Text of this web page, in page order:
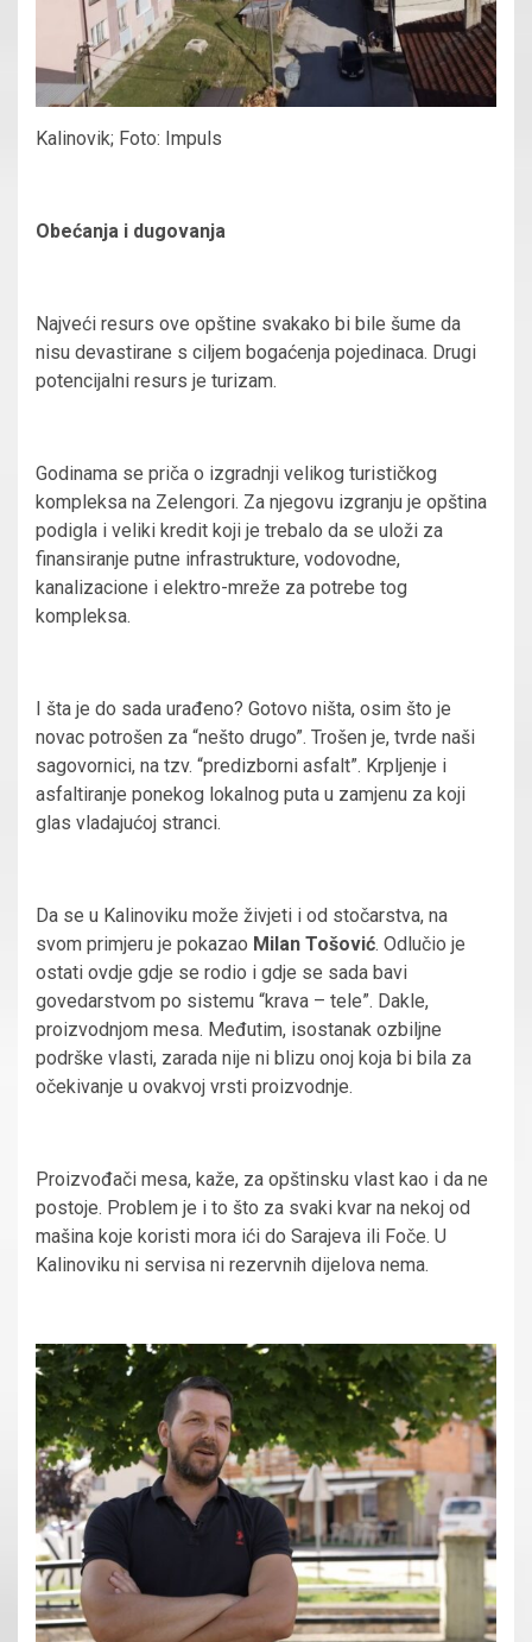
Kalinovik; Foto: Impuls
Obećanja i dugovanja
Najveći resurs ove opštine svakako bi bile šume da
nisu devastirane s ciljem bogaćenja pojedinaca. Drugi
potencijalni resurs je turizam.
Godinama se priča o izgradnji velikog turističkog
kompleksa na Zelengori. Za njegovu izgranju je opština
podigla i veliki kredit koji je trebalo da se uloži za
finansiranje putne infrastrukture, vodovodne,
kanalizacione i elektro-mreže za potrebe tog
kompleksa.
I šta je do sada urađeno? Gotovo ništa, osim što je
novac potrošen za “nešto drugo”. Trošen je, tvrde naši
sagovornici, na tzv. “predizborni asfalt”. Krpljenje i
asfaltiranje ponekog lokalnog puta u zamjenu za koji
glas vladajućoj stranci.
Da se u Kalinoviku može živjeti i od stočarstva, na
svom primjeru je pokazao Milan Tošović. Odlučio je
ostati ovdje gdje se rodio i gdje se sada bavi
govedarstvom po sistemu “krava – tele”. Dakle,
proizvodnjom mesa. Međutim, isostanak ozbiljne
podrške vlasti, zarada nije ni blizu onoj koja bi bila za
očekivanje u ovakvoj vrsti proizvodnje.
Proizvođači mesa, kaže, za opštinsku vlast kao i da ne
postoje. Problem je i to što za svaki kvar na nekoj od
mašina koje koristi mora ići do Sarajeva ili Foče. U
Kalinoviku ni servisa ni rezervnih dijelova nema.